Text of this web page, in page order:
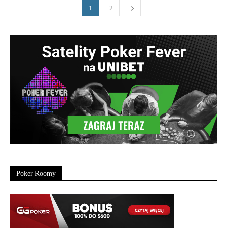
1 2
Poker Roomy